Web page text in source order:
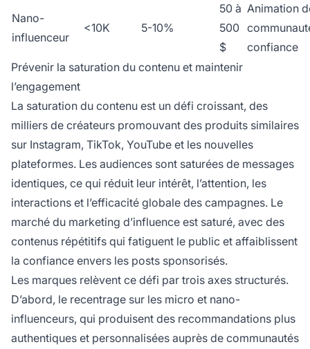
Nano-
influenceur
<10K 5-10%
50 à
500
$
Animation
confiance
Prévenir la saturation du contenu et maintenir
l’engagement
La saturation du contenu est un défi croissant, des
milliers de créateurs promouvant des produits similaires
sur Instagram, TikTok, YouTube et les nouvelles
plateformes. Les audiences sont saturées de messages
identiques, ce qui réduit leur intérêt, l’attention, les
interactions et l’efficacité globale des campagnes. Le
marché du marketing d’influence est saturé, avec des
contenus répétitifs qui fatiguent le public et affaiblissent
la confiance envers les posts sponsorisés.
Les marques relèvent ce défi par trois axes structurés.
D’abord, le recentrage sur les micro et nano-
influenceurs, qui produisent des recommandations plus
authentiques et personnalisées auprès de communautés